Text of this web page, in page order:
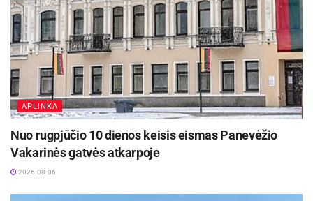
sako LSMU Kauno ligoninės generalinė direktorė
prof. dr. Diana Žaliaduonytė.
APLINKA
Nuo rugpjūčio 10 dienos keisis eismas Panevėžio
Vakarinės gatvės atkarpoje
2026-08-06